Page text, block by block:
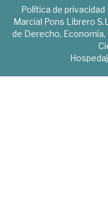
Política de privacidad
Marcial Pons Librero
de Derecho,